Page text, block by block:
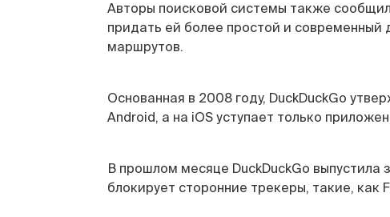
Авторы поисковой системы также
придать ей более простой и современный
маршрутов.
Основанная в 2008 году, DuckDuckGo
Android, а на iOS уступает только
В прошлом месяце DuckDuckGo
блокирует сторонние трекеры, такие, как